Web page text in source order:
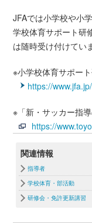
JFAでは小学校や小
学校体育サポート研
は随時受け付けてい
※小学校体育サポー
https://
※「新・サッカー指導
https://
関連情報
指導者
学校体育・部活動
研修会・免許更新講習